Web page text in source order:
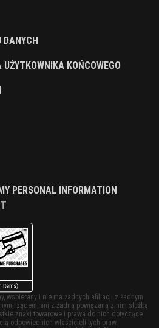
KOŃCOWEGO
PERSONAL INFORMATION
wspierany i nie ma żadnych afiliacji z żadnym
rządem, ani z żadną powiązaną z nim służbą
znaki towarowe i prawa do nich dotyczące
odpowiednich właścicieli tych praw.